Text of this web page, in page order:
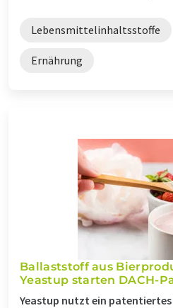
Lebensmittelinhaltsstoffe
Ernährung
Ballaststoff aus
Yeastup starten DACH-
Yeastup nutzt ein